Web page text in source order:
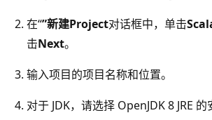
在“”新建Project对话框中，单击
击Next。
输入项目的项目名称和位置。
对于 JDK，请选择 OpenJDK 8 JRE 的